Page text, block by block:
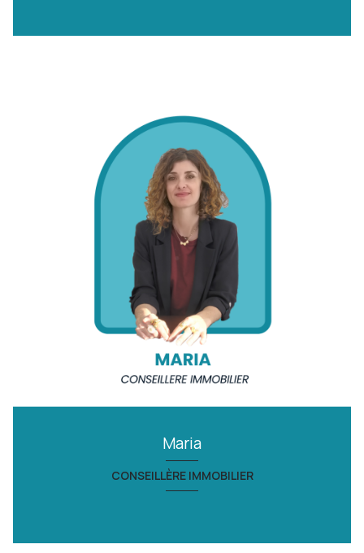
Maria
CONSEILLÈRE IMMOBILIER